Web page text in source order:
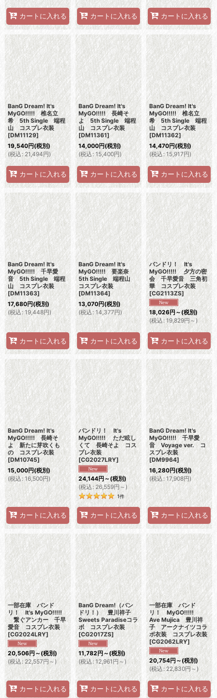
カートに入れる カートに入れる カートに入れる
BanG Dream! It's
MyGO!!!!! 椎名立
希 5th Single 端程
山 コスプレ衣装
[DM11129]
19,540円(税別)
(税込: 21,494円)
カートに入れる
BanG Dream! It's
MyGO!!!!! 長崎そ
よ 5th Single 端程
山 コスプレ衣装
[DM11361]
14,000円(税別)
(税込: 15,400円)
カートに入れる
BanG Dream! It's
MyGO!!!!! 椎名立
希 5th Single 端程
山 コスプレ衣装
[DM11362]
14,470円(税別)
(税込: 15,917円)
カートに入れる
BanG Dream! It's
MyGO!!!!! 千早愛
音 5th Single 端程
山 コスプレ衣装
[DM11363]
17,680円(税別)
(税込: 19,448円)
カートに入れる
BanG Dream! It's
MyGO!!!!! 要楽奈
5th Single 端程山
コスプレ衣装
[DM11364]
13,070円(税別)
(税込: 14,377円)
カートに入れる
バンドリ！ It's
MyGO!!!!! 夕方の密
会 千早愛音 三角初
華 コスプレ衣装
[CG2113ZS]
18,026円～ (税別)
(税込: 19,829円 ～)
カートに入れる
BanG Dream! It's
MyGO!!!!! 長崎そ
よ 新たに芽吹くも
の コスプレ衣装
[DM10745]
15,000円(税別)
(税込: 16,500円)
カートに入れる
バンドリ！ It's
MyGO!!!!! ただ眩し
くて 長崎そよ コス
プレ衣装
[CG2027LRY]
24,144円～(税別)
(税込: 26,559円～)
1件
カートに入れる
BanG Dream! It's
MyGO!!!!! 千早愛
音 Voyage ver. コ
スプレ衣装
[DM9964]
16,280円(税別)
(税込: 17,908円)
カートに入れる
一部在庫 バンド
リ！ It's MyGO!!!!!
繋ぐアンカー 千早
愛音 コスプレ衣装
[CG2024LRY]
20,506円～(税別)
(税込: 22,557円～)
カートに入れる
BanG Dream!（バン
ドリ！） 豊川祥子
Sweets Paradiseコラ
ボ コスプレ衣装
[CG2017ZS]
11,782円～(税別)
(税込: 12,961円～)
カートに入れる
一部在庫 バンド
リ！ MyGO!!!!!
Ave Mujica 豊川祥
子 アークナイツコラ
ボ衣装 コスプレ衣装
[CG2062LRY]
20,754円～ (税別)
(税込 : 22,830円～)
カートに入れる